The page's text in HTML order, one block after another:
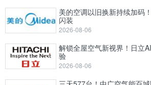
美的空调以旧换新持续加码
闪装
2026-08-06
解锁全屋空气新视界！日立
验
2026-08-06